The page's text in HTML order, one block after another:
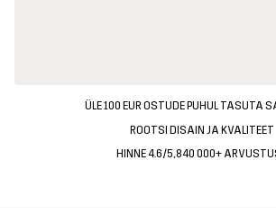
ÜLE 100 EUR OSTUDE PUHUL TASUTA
ROOTSI DISAIN JA KVALITEET
HINNE 4.6/5, 840 000+